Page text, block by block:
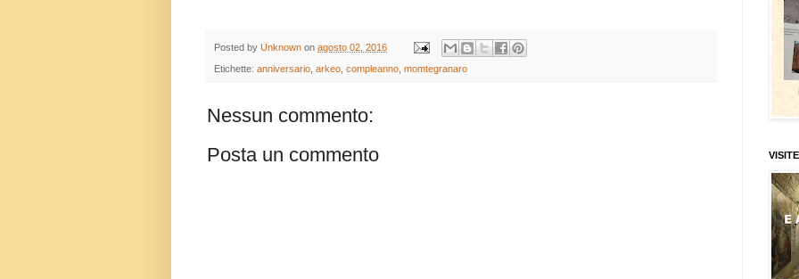
Posted by Unknown on agosto 02, 2016
Etichette: anniversario arkeo compleanno momtegranaro
Nessun commento:
Posta un commento
VISITE